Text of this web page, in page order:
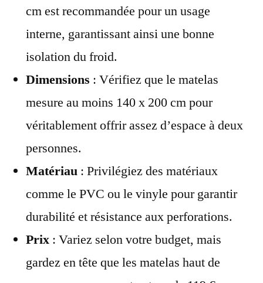
cm est recommandée pour un usage
interne, garantissant ainsi une bonne
isolation du froid.
Dimensions : Vérifiez que le matelas
mesure au moins 140 x 200 cm pour
véritablement offrir assez d’espace à deux
personnes.
Matériau : Privilégiez des matériaux
comme le PVC ou le vinyle pour garantir
durabilité et résistance aux perforations.
Prix : Variez selon votre budget, mais
gardez en tête que les matelas haut de